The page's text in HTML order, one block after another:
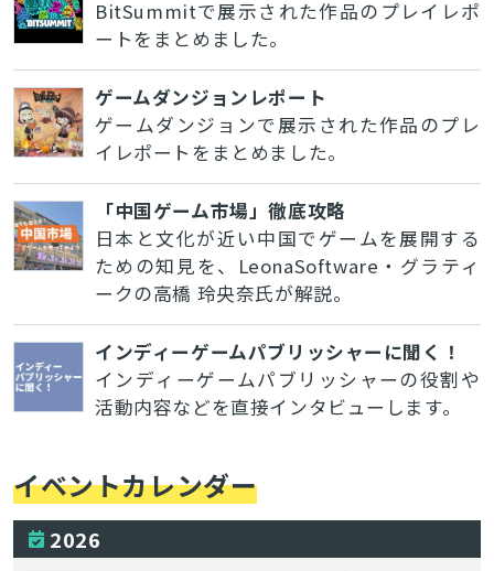
BitSummitで展示された作品のプレイレポ
ートをまとめました。
ゲームダンジョンレポート
ゲームダンジョンで展示された作品のプレ
イレポートをまとめました。
「中国ゲーム市場」徹底攻略
日本と文化が近い中国でゲームを展開する
ための知見を、LeonaSoftware・グラティ
ークの高橋 玲央奈氏が解説。
インディーゲームパブリッシャーに聞く！
インディーゲームパブリッシャーの役割や
活動内容などを直接インタビューします。
イベントカレンダー
2026